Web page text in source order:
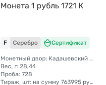
Монета 1 рубль 1721 К
F Серебро Сертификат
Монетный двор: Кадашевский монетный двор (Москва)
Вес, г: 28,44
Проба: 728
Тираж, шт: на сумму 763995 рубля ( рубль + полтина)